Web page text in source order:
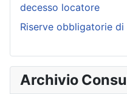
decesso locatore
Riserve obbligatorie
Archivio